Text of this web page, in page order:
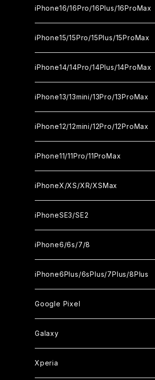
セラミックフィルム
ガラスフィルム
セラミックフィルム
iPhone17proMax
ガラスフィルム
セラミックフィルム
セラミックフィルム
カメラ用フィルム
ガラスフィルム
セラミックフィルム
カメラ用フィルム
iPhone16/16Pro/16Plus/16ProMax
iPhone16
ガラスフィルム
セラミックフィルム
iPhone16Pro
ガラスフィルム
セラミックフィルム
iPhone16Plus
ガラスフィルム
セラミックフィルム
iPhone16ProMax
ガラスフィルム
セラミックフィルム
iPhone15/15Pro/15Plus/15ProMax
iPhone15
ガラスフィルム
セラミックフィルム
iPhone15Pro
ガラスフィルム
セラミックフィルム
iPhone15Plus
ガラスフィルム
セラミックフィルム
iPhone15ProMax
ガラスフィルム
セラミックフィルム
iPhone14/14Pro/14Plus/14ProMax
iPhone14
ガラスフィルム
セラミックフィルム
iPhone14Pro
ガラスフィルム
セラミックフィルム
iPhone14Plus
ガラスフィルム
セラミックフィルム
iPhone14ProMax
ガラスフィルム
セラミックフィルム
iPhone13/13mini/13Pro/13ProMax
iPhone13/13Pro
ガラスフィルム
セラミックフィルム
iPhone13mini
ガラスフィルム
セラミックフィルム
iPhone13ProMax
ガラスフィルム
セラミックフィルム
iPhone12/12mini/12Pro/12ProMax
iPhone12/12Pro
ガラスフィルム
セラミックフィルム
iPhone12mini
ガラスフィルム
セラミックフィルム
iPhone12ProMax
ガラスフィルム
セラミックフィルム
iPhone11/11Pro/11ProMax
iPhone11
ガラスフィルム
セラミックフィルム
iPhone11Pro
ガラスフィルム
セラミックフィルム
iPhone11Pro Max
ガラスフィルム
セラミックフィルム
iPhoneX/XS/XR/XSMax
iPhoneX
ガラスフィルム
セラミックフィルム
iPhoneXS
ガラスフィルム
セラミックフィルム
iPhoneXR
ガラスフィルム
セラミックフィルム
iPhoneXSMax
ガラスフィルム
セラミックフィルム
iPhoneSE3/SE2
iPhoneSE3
ガラスフィルム
ケース
iPhoneSE2
ガラスフィルム
ケース
iPhone6/6s/7/8
iPhone8
ガラスフィルム
セラミックフィルム
iPhone7
ガラスフィルム
セラミックフィルム
iPhone6s
ガラスフィルム
iPhone6
iPhone6Plus/6sPlus/7Plus/8Plus
iPhone6Plus
ガラスフィルム
ケース
iPhone6sPlus
ガラスフィルム
iPhone7Plus
Google Pixel
ガラスフィルム
セラミックフィルム
Galaxy
ガラスフィルム
Xperia